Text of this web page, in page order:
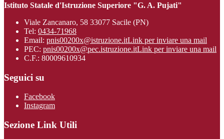
Istituto Statale d'Istruzione Superiore "G. A. Pujati"
Viale Zancanaro, 58 33077 Sacile (PN)
Tel: 0434-71968
Email: pnis00200x@istruzione.itLink per inviare una mail
PEC: pnis00200x@pec.istruzione.itLink per inviare una mail
C.F.: 80009610934
Seguici su
Facebook
Instagram
Sezione Link Utili